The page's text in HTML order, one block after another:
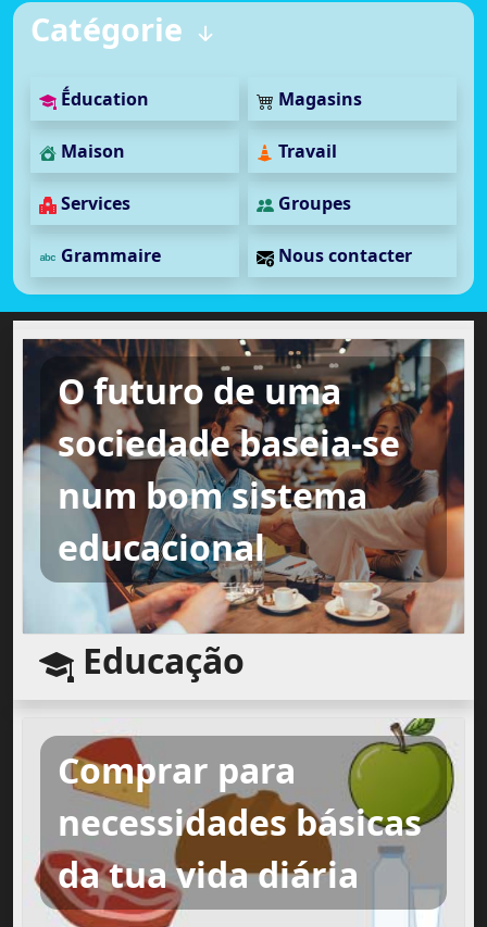
Catégorie
Ḗducation Magasins
Maison Travail
Services Groupes
Grammaire Nous contacter
O futuro de uma
sociedade baseia-se
num bom sistema
educacional
Educação
Comprar para
necessidades básicas
da tua vida diária